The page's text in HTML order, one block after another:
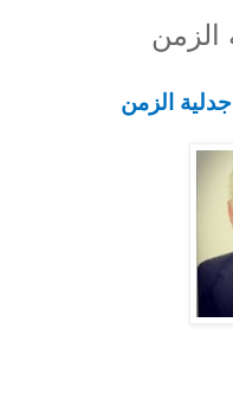
الزمن
الزمن